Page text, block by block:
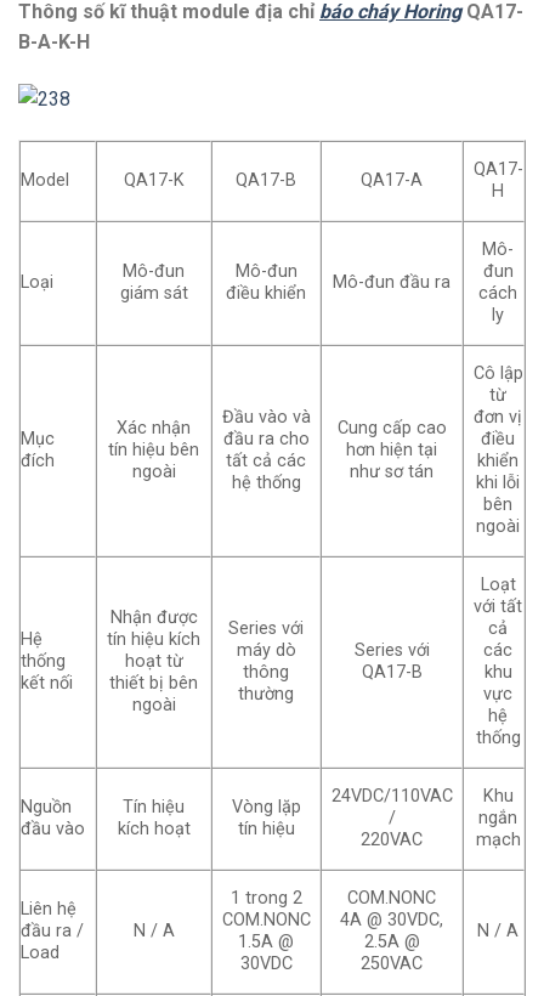
Thông số kĩ thuật module địa chỉ báo cháy HoringQA17-
B-A-K-H
Model QA17-K QA17-B QA17-A
QA17-
H
Loại
Mô-đun
giám sát
Mô-đun
điều khiển
Mô-đun đầu ra
Mô-
đun
cách
ly
Mục
đích
Xác nhận
tín hiệu bên
ngoài
Đầu vào và
đầu ra cho
tất cả các
hệ thống
Cung cấp cao
hơn hiện tại
như sơ tán
Cô lập
từ
đơn vị
điều
khiển
khi lỗi
bên
ngoài
Hệ
thống
kết nối
Nhận được
tín hiệu kích
hoạt từ
thiết bị bên
ngoài
Series với
máy dò
thông
thường
Series với
QA17-B
Loạt
với tất
cả
các
khu
vực
hệ
thống
Nguồn
đầu vào
Tín hiệu
kích hoạt
Vòng lặp
tín hiệu
24VDC/110VAC
/
220VAC
Khu
ngắn
mạch
Liên hệ
đầu ra /
Load
N / A
1 trong 2
COM.NONC
1.5A @
30VDC
COM.NONC
4A @ 30VDC,
2.5A @
250VAC
N / A